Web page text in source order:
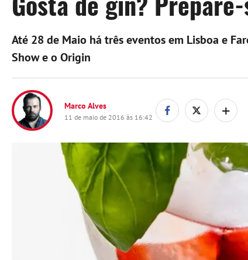
Até 28 de Maio há três eventos em Lisboa e
Show e o Origin
Marco Alves
11 de maio de 2016 às 16:42 +